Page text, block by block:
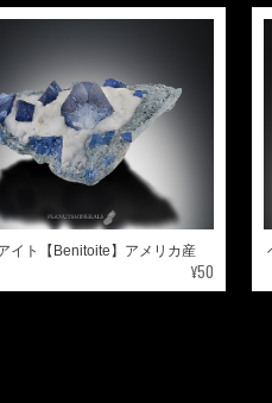
イト【Benitoite】アメリカ産
¥50